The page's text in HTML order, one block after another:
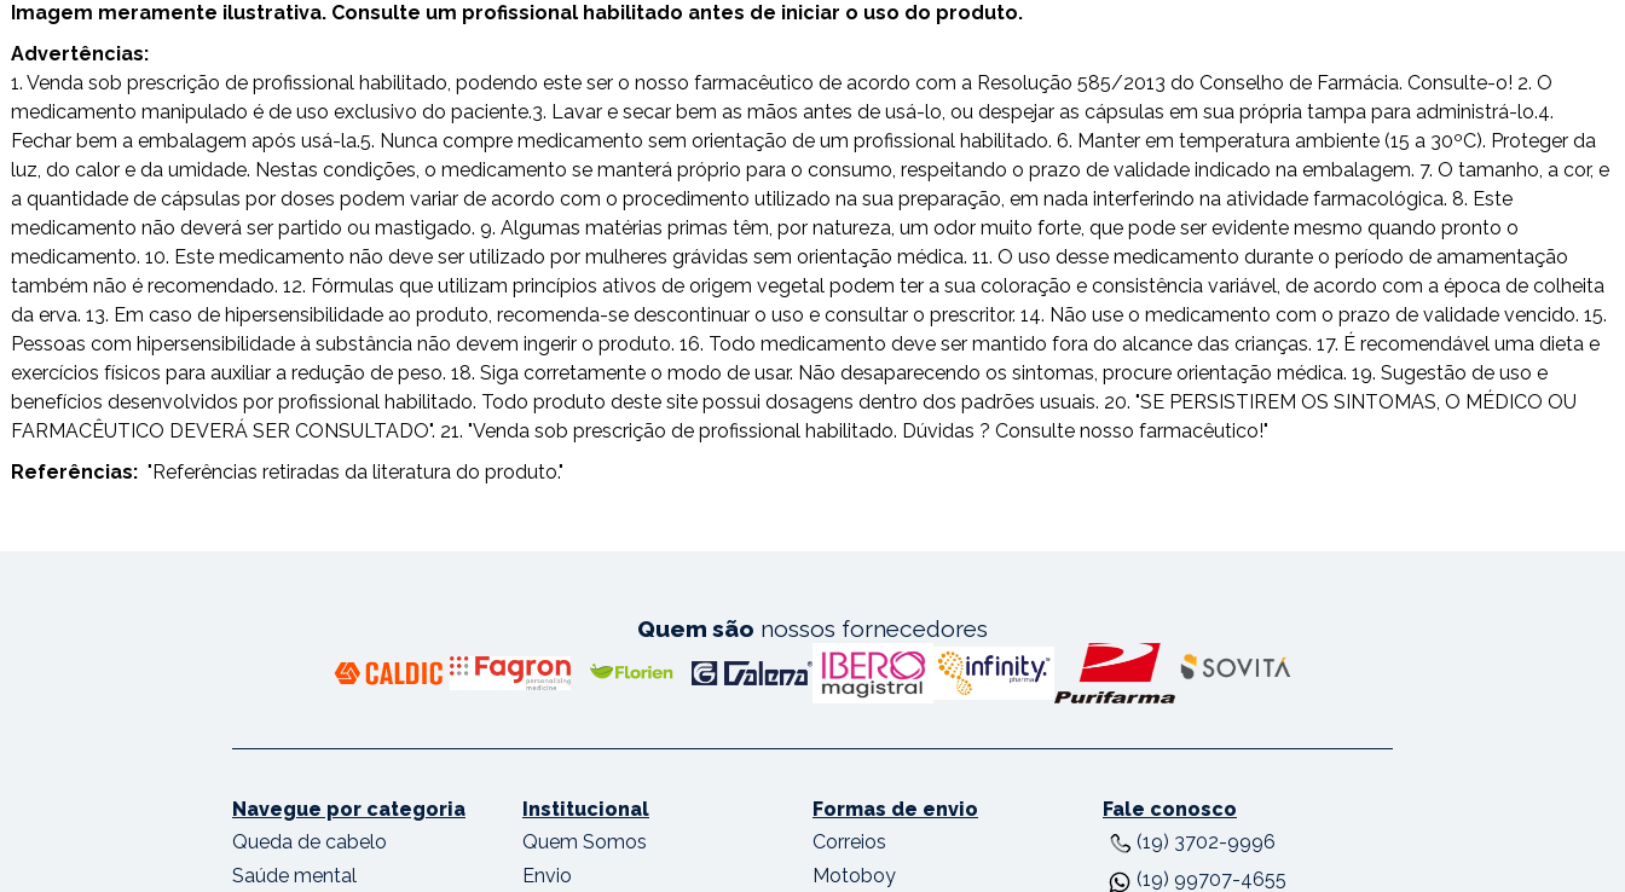
Imagem meramente ilustrativa. Consulte um profissional habilitado antes de iniciar o uso do produto.
Advertências:
1. Venda sob prescrição de profissional habilitado, podendo este ser o nosso farmacêutico de acordo com a Resolução 585/2013 do Conselho de Farmácia. Consulte-o! 2. O
medicamento manipulado é de uso exclusivo do paciente.3. Lavar e secar bem as mãos antes de usá-lo, ou despejar as cápsulas em sua própria tampa para administrá-lo.4.
Fechar bem a embalagem após usá-la.5. Nunca compre medicamento sem orientação de um profissional habilitado. 6. Manter em temperatura ambiente (15 a 30ºC). Proteger da
luz, do calor e da umidade. Nestas condições, o medicamento se manterá próprio para o consumo, respeitando o prazo de validade indicado na embalagem. 7. O tamanho, a cor, e
a quantidade de cápsulas por doses podem variar de acordo com o procedimento utilizado na sua preparação, em nada interferindo na atividade farmacológica. 8. Este
medicamento não deverá ser partido ou mastigado. 9. Algumas matérias primas têm, por natureza, um odor muito forte, que pode ser evidente mesmo quando pronto o
medicamento. 10. Este medicamento não deve ser utilizado por mulheres grávidas sem orientação médica. 11. O uso desse medicamento durante o período de amamentação
também não é recomendado. 12. Fórmulas que utilizam princípios ativos de origem vegetal podem ter a sua coloração e consistência variável, de acordo com a época de colheita
da erva. 13. Em caso de hipersensibilidade ao produto, recomenda-se descontinuar o uso e consultar o prescritor. 14. Não use o medicamento com o prazo de validade vencido. 15.
Pessoas com hipersensibilidade à substância não devem ingerir o produto. 16. Todo medicamento deve ser mantido fora do alcance das crianças. 17. É recomendável uma dieta e
exercícios físicos para auxiliar a redução de peso. 18. Siga corretamente o modo de usar. Não desaparecendo os sintomas, procure orientação médica. 19. Sugestão de uso e
benefícios desenvolvidos por profissional habilitado. Todo produto deste site possui dosagens dentro dos padrões usuais. 20. "SE PERSISTIREM OS SINTOMAS, O MÉDICO OU
FARMACÊUTICO DEVERÁ SER CONSULTADO". 21. "Venda sob prescrição de profissional habilitado. Dúvidas ? Consulte nosso farmacêutico!"
Referências: "Referências retiradas da literatura do produto."
Quem são nossos fornecedores
Navegue por categoria
Queda de cabelo
Saúde mental
Institucional
Quem Somos
Envio
Formas de envio
Correios
Motoboy
Fale conosco
(19) 3702-9996
(19) 99707-4655